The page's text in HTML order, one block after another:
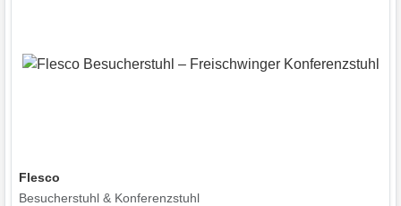
Flesco
Besucherstuhl & Konferenzstuhl